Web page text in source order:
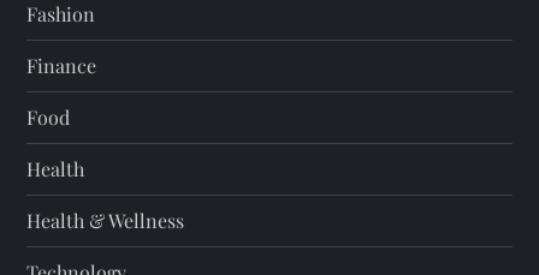
Fashion
Finance
Food
Health
Health & Wellness